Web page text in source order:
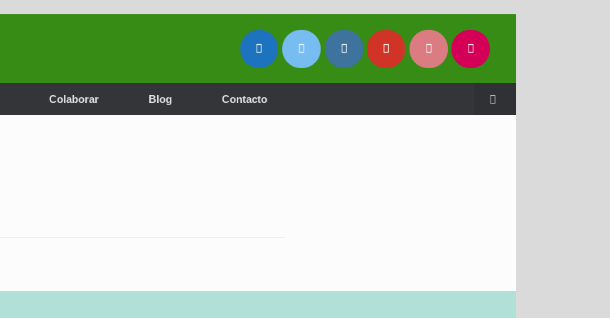
Colaborar Blog Contacto